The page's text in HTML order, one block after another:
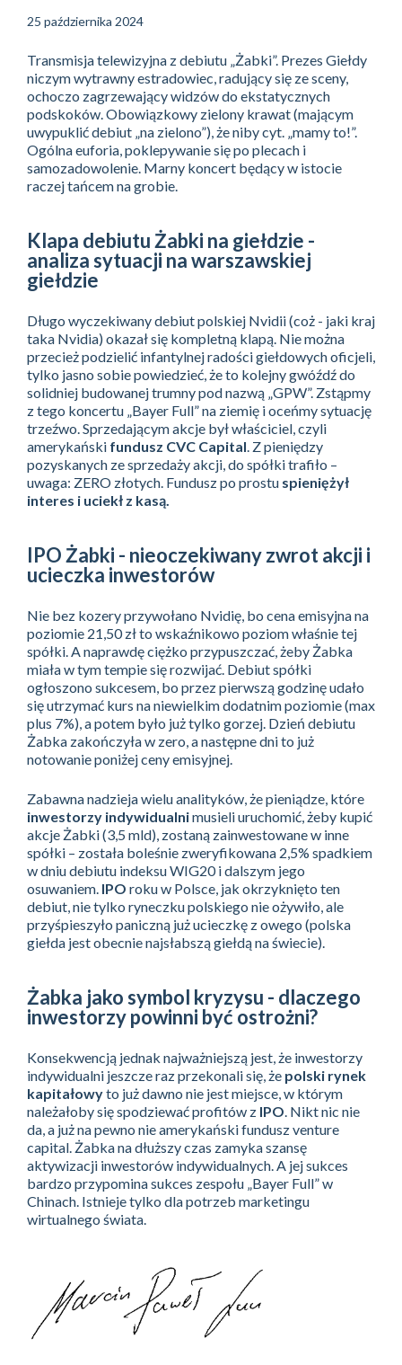
25 października 2024
Transmisja telewizyjna z debiutu „Żabki”. Prezes Giełdy
niczym wytrawny estradowiec, radujący się ze sceny,
ochoczo zagrzewający widzów do ekstatycznych
podskoków. Obowiązkowy zielony krawat (mającym
uwypuklić debiut „na zielono”), że niby cyt. „mamy to!”.
Ogólna euforia, poklepywanie się po plecach i
samozadowolenie. Marny koncert będący w istocie
raczej tańcem na grobie.
Klapa debiutu Żabki na giełdzie -
analiza sytuacji na warszawskiej
giełdzie
Długo wyczekiwany debiut polskiej Nvidii (coż - jaki kraj
taka Nvidia) okazał się kompletną klapą. Nie można
przecież podzielić infantylnej radości giełdowych oficjeli,
tylko jasno sobie powiedzieć, że to kolejny gwóźdź do
solidniej budowanej trumny pod nazwą „GPW”. Zstąpmy
z tego koncertu „Bayer Full” na ziemię i oceńmy sytuację
trzeźwo. Sprzedającym akcje był właściciel, czyli
amerykański fundusz CVC Capital. Z pieniędzy
pozyskanych ze sprzedaży akcji, do spółki trafiło –
uwaga: ZERO złotych. Fundusz po prostu spieniężył
interes i uciekł z kasą.
IPO Żabki - nieoczekiwany zwrot akcji i
ucieczka inwestorów
Nie bez kozery przywołano Nvidię, bo cena emisyjna na
poziomie 21,50 zł to wskaźnikowo poziom właśnie tej
spółki. A naprawdę ciężko przypuszczać, żeby Żabka
miała w tym tempie się rozwijać. Debiut spółki
ogłoszono sukcesem, bo przez pierwszą godzinę udało
się utrzymać kurs na niewielkim dodatnim poziomie (max
plus 7%), a potem było już tylko gorzej. Dzień debiutu
Żabka zakończyła w zero, a następne dni to już
notowanie poniżej ceny emisyjnej.
Zabawna nadzieja wielu analityków, że pieniądze, które
inwestorzy indywidualnimusieli uruchomić, żeby kupić
akcje Żabki (3,5 mld), zostaną zainwestowane w inne
spółki – została boleśnie zweryfikowana 2,5% spadkiem
w dniu debiutu indeksu WIG20 i dalszym jego
osuwaniem. IPO roku w Polsce, jak okrzyknięto ten
debiut, nie tylko ryneczku polskiego nie ożywiło, ale
przyśpieszyło paniczną już ucieczkę z owego (polska
giełda jest obecnie najsłabszą giełdą na świecie).
Żabka jako symbol kryzysu - dlaczego
inwestorzy powinni być ostrożni?
Konsekwencją jednak najważniejszą jest, że inwestorzy
indywidualni jeszcze raz przekonali się, że polski rynek
kapitałowyto już dawno nie jest miejsce, w którym
należałoby się spodziewać profitów z IPO. Nikt nic nie
da, a już na pewno nie amerykański fundusz venture
capital. Żabka na dłuższy czas zamyka szansę
aktywizacji inwestorów indywidualnych. A jej sukces
bardzo przypomina sukces zespołu „Bayer Full” w
Chinach. Istnieje tylko dla potrzeb marketingu
wirtualnego świata.